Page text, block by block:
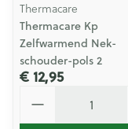
Thermacare
Thermacare Kp
Zelfwarmend Nek-
schouder-pols 2
€ 12,95